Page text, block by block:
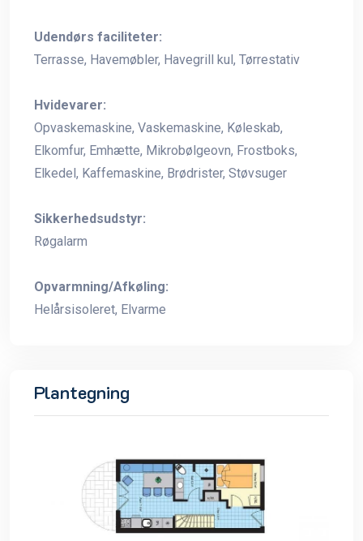
Udendørs faciliteter:
Terrasse, Havemøbler, Havegrill kul, Tørrestativ
Hvidevarer:
Opvaskemaskine, Vaskemaskine, Køleskab,
Elkomfur, Emhætte, Mikrobølgeovn, Frostboks,
Elkedel, Kaffemaskine, Brødrister, Støvsuger
Sikkerhedsudstyr:
Røgalarm
Opvarmning/Afkøling:
Helårsisoleret, Elvarme
Plantegning